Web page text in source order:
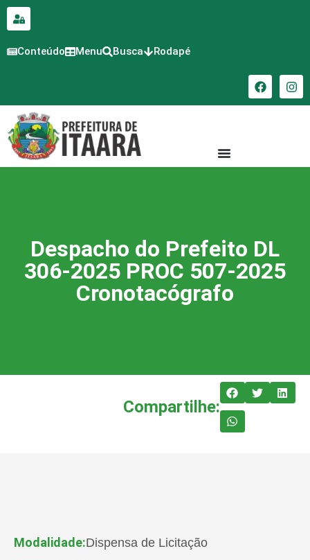
conteúdo
Conteúdo Menu Busca Rodapé
Despacho do Prefeito DL
306-2025 PROC 507-2025
Cronotacógrafo
Compartilhe:
Modalidade:Dispensa de Licitação